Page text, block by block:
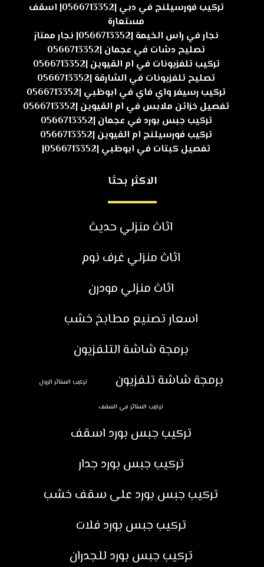
تركيب فورسيلنج في دبي |0566713352| اسقف
مستعارة
نجار في راس الخيمة |0566713352| نجار ممتاز
تصليح دشات في عجمان |0566713352
تركيب تلفزيونات في ام القيوين |0566713352
تصليح تلفزيونات في الشارقة |0566713352
تركيب رسيفر واي فاي في ابوظبي |0566713352
تفصيل خزائن ملابس في ام القيوين |0566713352
تركيب جبس بورد في عجمان |0566713352
تركيب فورسيلنج ام القيوين |0566713352
تفصيل كبتات في ابوظبي |0566713352|
الاكثر بحثا
اثاث منزلي حديث
اثاث منزلي غرف نوم
اثاث منزلي مودرن
اسعار تصنيع مطابخ خشب
برمجة شاشة التلفزيون
برمجة شاشة تلفزيون
تركيب الستائر الرول
تركيب الستائر في السقف
تركيب جبس بورد اسقف
تركيب جبس بورد جدار
تركيب جبس بورد على سقف خشب
تركيب جبس بورد فلات
تركيب جبس بورد للجدران